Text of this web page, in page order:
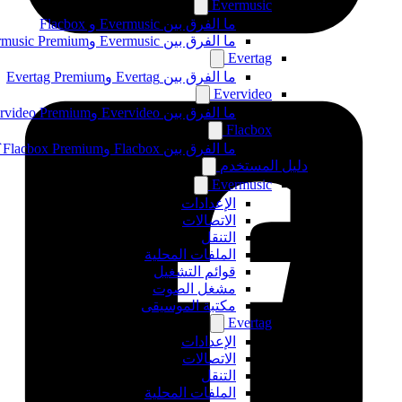
Evermusic
ما الفرق بين Evermusic و Flacbox
ما الفرق بين Evermusic وEvermusic Premium
Evertag
ما الفرق بين Evertag وEvertag Premium
Evervideo
ما الفرق بين Evervideo وEvervideo Premium؟
Flacbox
ما الفرق بين Flacbox وFlacbox Premium؟
دليل المستخدم
Evermusic
الإعدادات
الاتصالات
التنقل
الملفات المحلية
قوائم التشغيل
مشغل الصوت
مكتبة الموسيقى
Evertag
الإعدادات
الاتصالات
التنقل
الملفات المحلية